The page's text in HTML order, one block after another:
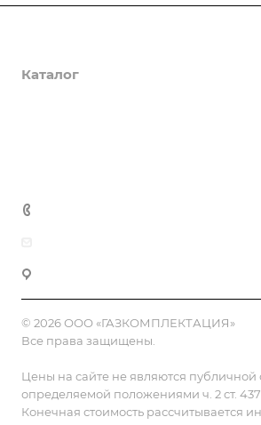
Каталог
© 2026 ООО «ГАЗКОМПЛЕКТАЦИЯ»
Все права защищены.
Цены на сайте не являются публичной
определяемой положениями ч. 2 ст.
Конечная стоимость рассчитывается